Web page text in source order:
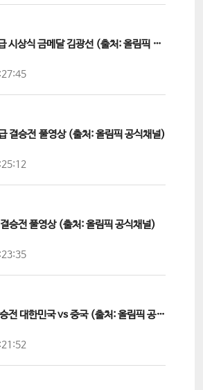
남자 복싱 플라이급 시상식 금메달 김광선 (출처: 올림픽 공식채널)
결승전 풀영상 (출처: 올림픽 공식채널)
승전 풀영상 (출처: 올림픽 공식채널)
탁구 여자 복식 결승전 대한민국 vs 중국 (출처: 올림픽 공식채널)